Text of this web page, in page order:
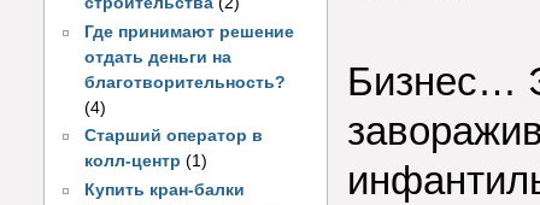
Где принимают решение
отдать деньги на
благотворительность?
(4)
Старший оператор в
колл-центр (1)
Купить кран-балки
Бизнес…